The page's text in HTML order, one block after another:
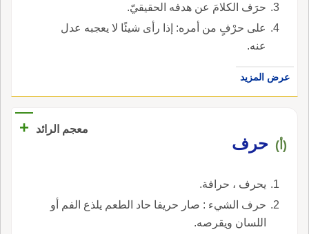
حرَف الكلامَ عن هدفه الحقيقيّ.
على حرْفٍ من أمره: إذا رأى شيئًا لا يعجبه عدل
عنه.
عرض المزيد
معجم الرائد +
(أ) حرف
يحرف ، حرافة.
حرف الشيء : صار حريفا حاد الطعم يلذع الفم أو
اللسان ويقرصه.